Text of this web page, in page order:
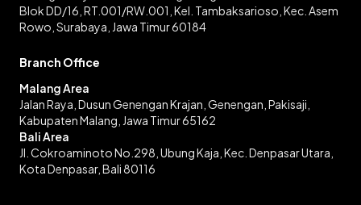
Blok DD/16, RT.001/RW.001, Kel. Tambaksarioso, Kec. Asem
Rowo, Surabaya, Jawa Timur 60184
Branch Office
Malang Area
Jalan Raya, Dusun Genengan Krajan, Genengan, Pakisaji,
Kabupaten Malang, Jawa Timur 65162
Bali Area
Jl. Cokroaminoto No.298, Ubung Kaja, Kec. Denpasar Utara,
Kota Denpasar, Bali 80116